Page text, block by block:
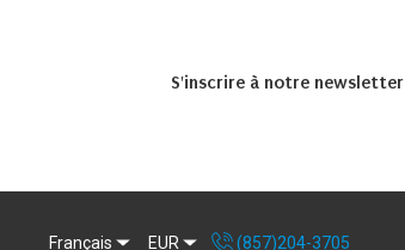
S'inscrire à notre newsletter
Français EUR (857)204-3705